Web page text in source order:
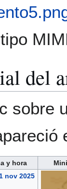
del
sobre
y hora
nov 2025